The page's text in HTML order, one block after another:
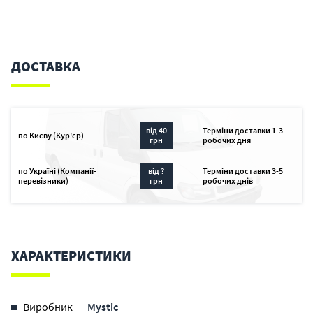
ДОСТАВКА
по Києву (Кур'єр)
від 40
грн
Терміни доставки 1-3
робочих дня
по Україні (Компанії-
перевізники)
від ?
грн
Терміни доставки 3-5
робочих днів
ХАРАКТЕРИСТИКИ
Виробник
Mystic